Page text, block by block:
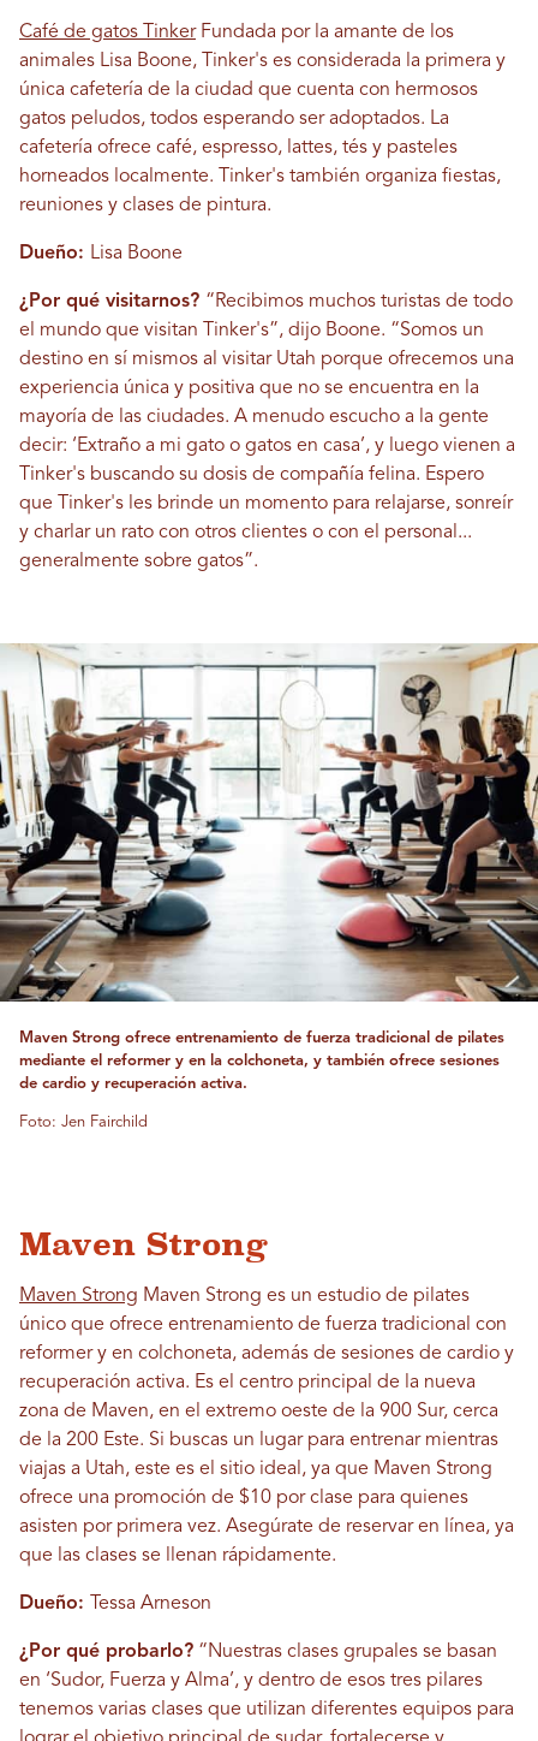
Café de gatos TinkerFundada por la amante de los
animales Lisa Boone, Tinker's es considerada la primera y
única cafetería de la ciudad que cuenta con hermosos
gatos peludos, todos esperando ser adoptados. La
cafetería ofrece café, espresso, lattes, tés y pasteles
horneados localmente. Tinker's también organiza fiestas,
reuniones y clases de pintura.
Dueño: Lisa Boone
¿Por qué visitarnos? “Recibimos muchos turistas de todo
el mundo que visitan Tinker's”, dijo Boone. “Somos un
destino en sí mismos al visitar Utah porque ofrecemos una
experiencia única y positiva que no se encuentra en la
mayoría de las ciudades. A menudo escucho a la gente
decir: ‘Extraño a mi gato o gatos en casa’, y luego vienen a
Tinker's buscando su dosis de compañía felina. Espero
que Tinker's les brinde un momento para relajarse, sonreír
y charlar un rato con otros clientes o con el personal...
generalmente sobre gatos”.
Maven Strong ofrece entrenamiento de fuerza tradicional de pilates
mediante el reformer y en la colchoneta, y también ofrece sesiones
de cardio y recuperación activa.
Foto: Jen Fairchild
Maven Strong
Maven Strong Maven Strong es un estudio de pilates
único que ofrece entrenamiento de fuerza tradicional con
reformer y en colchoneta, además de sesiones de cardio y
recuperación activa. Es el centro principal de la nueva
zona de Maven, en el extremo oeste de la 900 Sur, cerca
de la 200 Este. Si buscas un lugar para entrenar mientras
viajas a Utah, este es el sitio ideal, ya que Maven Strong
ofrece una promoción de $10 por clase para quienes
asisten por primera vez. Asegúrate de reservar en línea, ya
que las clases se llenan rápidamente.
Dueño: Tessa Arneson
¿Por qué probarlo? “Nuestras clases grupales se basan
en ‘Sudor, Fuerza y ​​Alma’, y dentro de esos tres pilares
tenemos varias clases que utilizan diferentes equipos para